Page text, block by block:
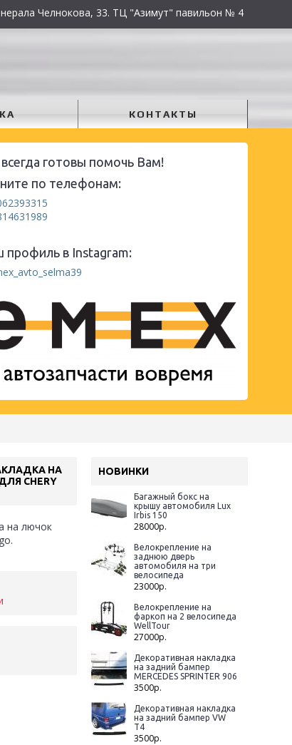
Челнокова, 33. ТЦ "Азимут" павильон № 4
КОНТАКТЫ
готовы помочь Вам!
по телефонам:
профиль в Instagram:
НОВИНКИ
Багажный бокс на
крышу автомобиля Lux
Irbis 150
28000р.
Велокрепление на
заднюю дверь
автомобиля на три
велосипеда
23000р.
Велокрепление на
фаркоп на 2 велосипеда
WellTour
27000р.
Декоративная накладка
на задний бампер
MERCEDES SPRINTER 906
3500р.
Декоративная накладка
на задний бампер VW
T4
3500р.
НА
CHERY
на лючок